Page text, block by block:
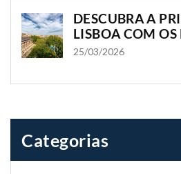
DESCUBRA A
LISBOA COM OS
OLISSIPPO
25/03/2026
Categorias